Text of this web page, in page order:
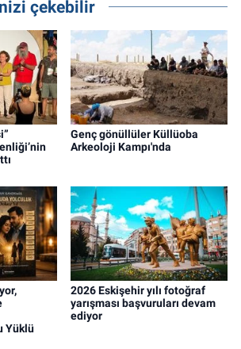
çekebilir
Genç gönüllüler Küllüoba
Arkeoloji Kampı'nda
Yüklü
2026 Eskişehir yılı fotoğraf
yarışması başvuruları devam
ediyor